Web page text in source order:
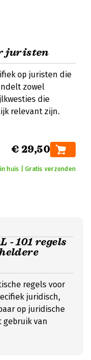
juristen
op juristen die
zowel
die
relevant zijn.
€ 29,50
huis | Gratis verzonden
- 101 regels
regels voor
juridisch,
op juridische
gebruik van